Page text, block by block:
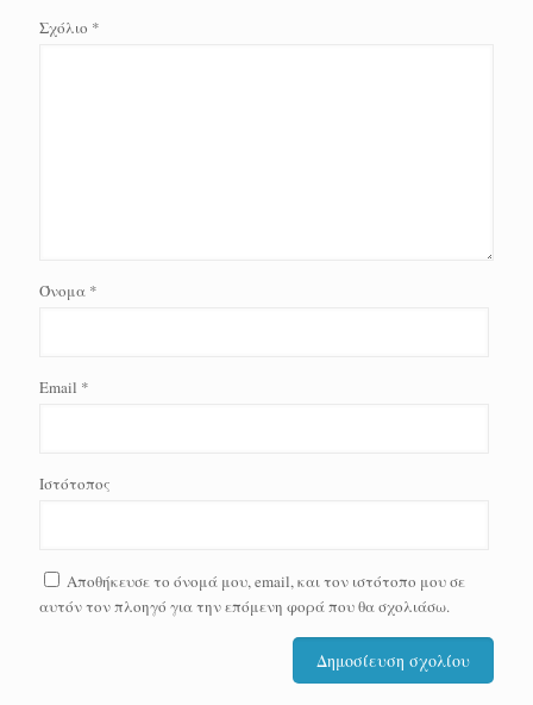
Σχόλιο *
Όνομα *
Email *
Ιστότοπος
Αποθήκευσε το όνομά μου, email, και τον ιστότοπο μου σε
αυτόν τον πλοηγό για την επόμενη φορά που θα σχολιάσω.